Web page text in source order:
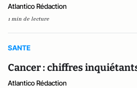
Atlantico Rédaction
1 min de lecture
SANTE
Cancer : chiffres
Atlantico Rédaction